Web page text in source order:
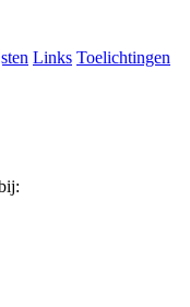
Links Toelichtingen